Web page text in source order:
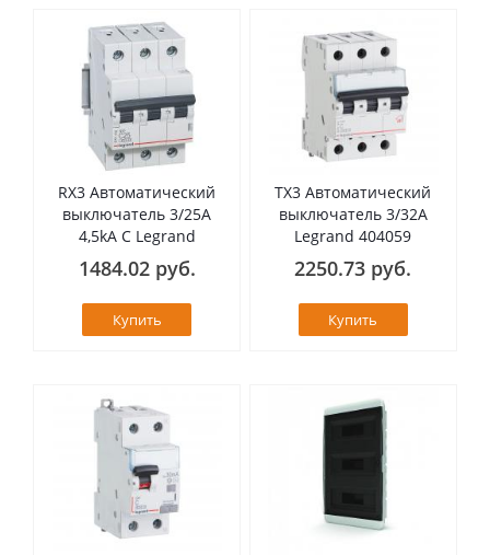
RX3 Автоматический
выключатель 3/25А
4,5kA C Legrand
1484.02 руб.
Купить
TX3 Автоматический
выключатель 3/32А
Legrand 404059
2250.73 руб.
Купить